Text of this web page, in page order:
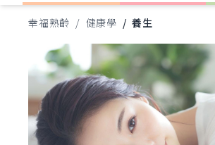
幸福熟齡 / 健康學 / 養生